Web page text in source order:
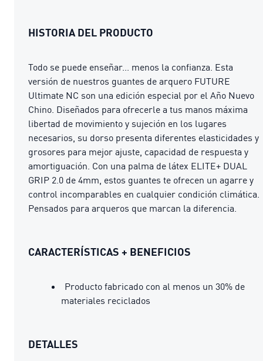
HISTORIA DEL PRODUCTO
Todo se puede enseñar... menos la confianza. Esta
versión de nuestros guantes de arquero FUTURE
Ultimate NC son una edición especial por el Año Nuevo
Chino. Diseñados para ofrecerle a tus manos máxima
libertad de movimiento y sujeción en los lugares
necesarios, su dorso presenta diferentes elasticidades y
grosores para mejor ajuste, capacidad de respuesta y
amortiguación. Con una palma de látex ELITE+ DUAL
GRIP 2.0 de 4mm, estos guantes te ofrecen un agarre y
control incomparables en cualquier condición climática.
Pensados para arqueros que marcan la diferencia.
CARACTERÍSTICAS + BENEFICIOS
Producto fabricado con al menos un 30% de
materiales reciclados
DETALLES